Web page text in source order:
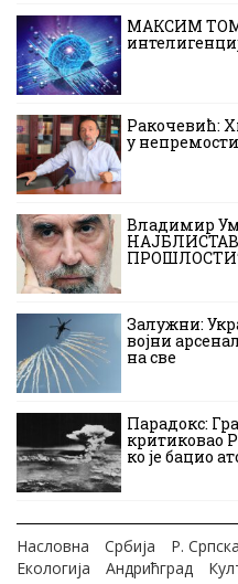
МАКСИМ
Ракочевић:
у
Владимир
Залужни:
војни
на све
Парадокс:
критиковао
ко је бацио
Насловна Србија Р. Српска
Екологија
Андрићград